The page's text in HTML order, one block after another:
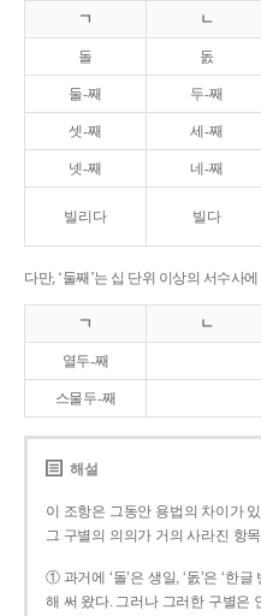
ㄱ ㄴ
돌 돐
둘-째 두-째
셋-째 세-째
넷-째 네-째
빌리다 빌다
다만, ‘둘째’는 십 단위 이상의 서수사
ㄱ ㄴ
열두-째
스물두-째
해설
이 조항은 그동안 용법의 차이가
그 구별의 의의가 거의 사라진 항
① 과거에 ‘돌’은 생일, ‘돐’은 ‘한
해 써 왔다. 그러나 그러한 구별은